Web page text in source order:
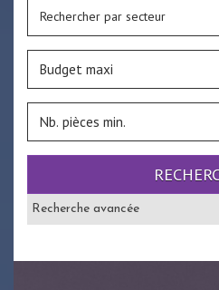
Rechercher par secteur
Recherche avancée